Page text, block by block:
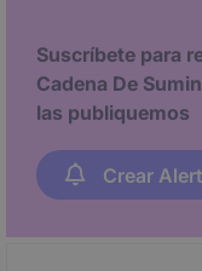
Suscríbete para
Cadena De
las publiquemos
Crear